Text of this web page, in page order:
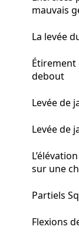
mauvais
La levée
Étirement
debout
Levée de
Levée de
sur une
Partiels
Flexions